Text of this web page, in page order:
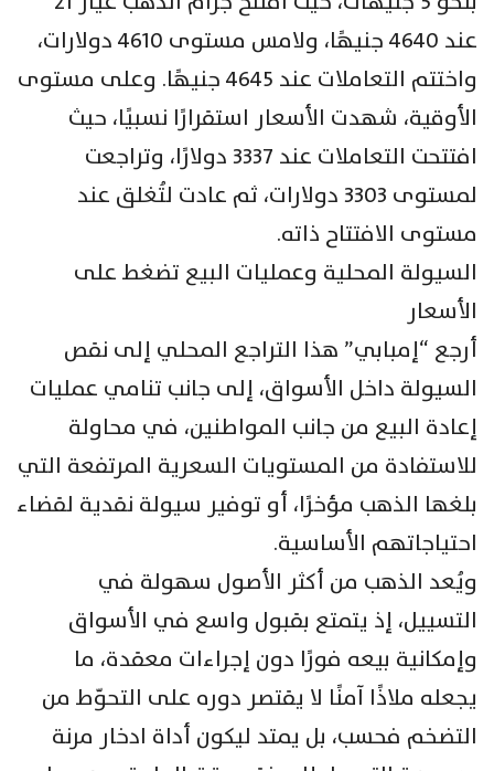
عند 4640 جنيهًا، ولامس مستوى 4610 دولارات،
واختتم التعاملات عند 4645 جنيهًا. وعلى مستوى
الأوقية، شهدت الأسعار استقرارًا نسبيًا، حيث
افتتحت التعاملات عند 3337 دولارًا، وتراجعت
لمستوى 3303 دولارات، ثم عادت لتُغلق عند
مستوى الافتتاح ذاته.
السيولة المحلية وعمليات البيع تضغط على
الأسعار
أرجع “إمبابي” هذا التراجع المحلي إلى نقص
السيولة داخل الأسواق، إلى جانب تنامي عمليات
إعادة البيع من جانب المواطنين، في محاولة
للاستفادة من المستويات السعرية المرتفعة التي
بلغها الذهب مؤخرًا، أو توفير سيولة نقدية لقضاء
احتياجاتهم الأساسية.
ويُعد الذهب من أكثر الأصول سهولة في
التسييل، إذ يتمتع بقبول واسع في الأسواق
وإمكانية بيعه فورًا دون إجراءات معقدة، ما
يجعله ملاذًا آمنًا لا يقتصر دوره على التحوّط من
التضخم فحسب، بل يمتد ليكون أداة ادخار مرنة